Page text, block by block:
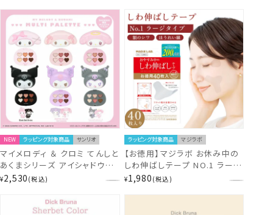
NEW ラッピング対象商品 サンリオ
マイメロディ ＆ クロミ てんしと
あくまシリーズ アイシャドウパ
レット ＜ マイメロディ / クロミ
¥2,530 税込
ラッピング対象商品 マジラボ
【お徳用】マジラボ お休み中の
しわ伸ばしテープ NO.1 ラージ
タイプ 広くしっかりカバー (40
MG43809 shobido 粧美堂
¥1,980 税込